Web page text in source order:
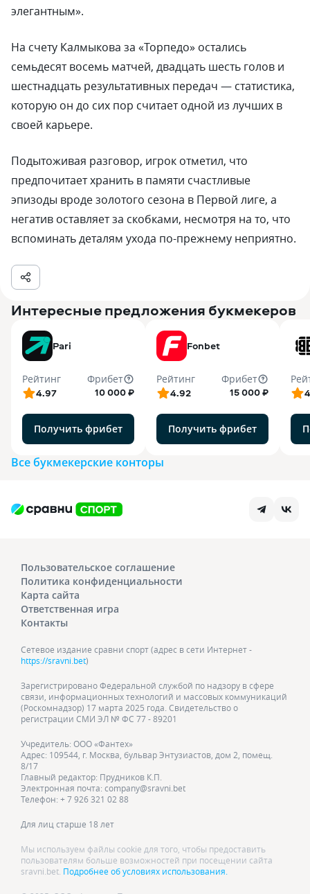
элегантным».
На счету Калмыкова за «Торпедо» остались
семьдесят восемь матчей, двадцать шесть голов и
шестнадцать результативных передач — статистика,
которую он до сих пор считает одной из лучших в
своей карьере.
Подытоживая разговор, игрок отметил, что
предпочитает хранить в памяти счастливые
эпизоды вроде золотого сезона в Первой лиге, а
негатив оставляет за скобками, несмотря на то, что
вспоминать деталям ухода по-прежнему неприятно.
Интересные предложения букмекеров
Pari
Рейтинг
4.97
Фрибет
10 000 ₽
Получить фрибет
Fonbet
Рейтинг
4.92
Фрибет
15 000 ₽
Получить фрибет
Все букмекерские конторы
Пользовательское соглашение
Политика конфиденциальности
Карта сайта
Ответственная игра
Контакты
Сетевое издание сравни спорт (адрес в сети Интернет -
https://sravni.bet)
Зарегистрировано Федеральной службой по надзору в сфере
связи, информационных технологий и массовых коммуникаций
(Роскомнадзор) 17 марта 2025 года. Свидетельство о
регистрации СМИ ЭЛ № ФС 77 - 89201
Учредитель: ООО «Фантех»
Адрес: 109544, г. Москва, бульвар Энтузиастов, дом 2, помещ.
8/17
Главный редактор: Прудников К.П.
Электронная почта: company@sravni.bet
Телефон: + 7 926 321 02 88
Для лиц старше 18 лет
Мы используем файлы cookie для того, чтобы предоставить
пользователям больше возможностей при посещении сайта
sravni.bet. Подробнее об условиях использования.